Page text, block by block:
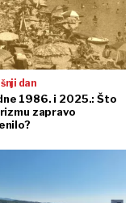
dan
1986. i 2025.: Što
zapravo